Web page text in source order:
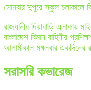
সোমবার দুপুরে স্কুল চলাকালে
রাজধানীর দিয়াবাড়ি এলাকায়
বাংলাদেশ বিমান বাহিনীর
আগামীকাল মঙ্গলবার একদিনের
সরাসরি কভারেজ